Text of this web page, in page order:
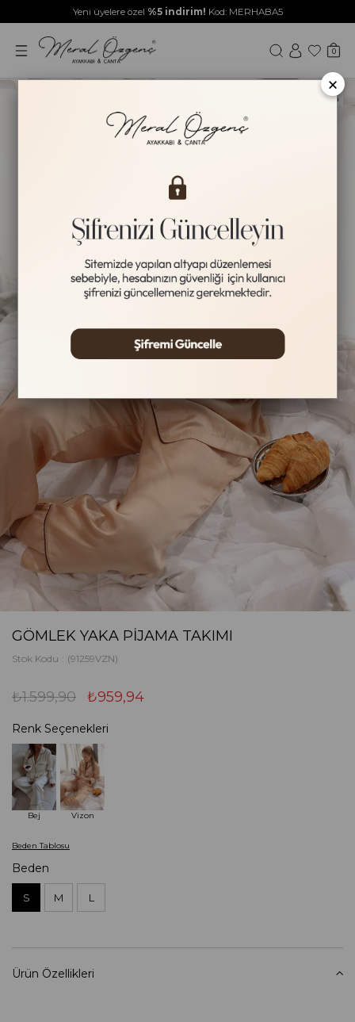
Yeni üyelere özel %5 indirim! Kod: MERHABA5
0
Yeni Ürün
GÖMLEK YAKA PIJAMA TAKIMI
Stok Kodu (91259VZN)
₺1.599,90 ₺959,94
Renk Seçenekleri
Bej Vizon
Beden Tablosu
Beden
S M L
Ürün Özellikleri
×